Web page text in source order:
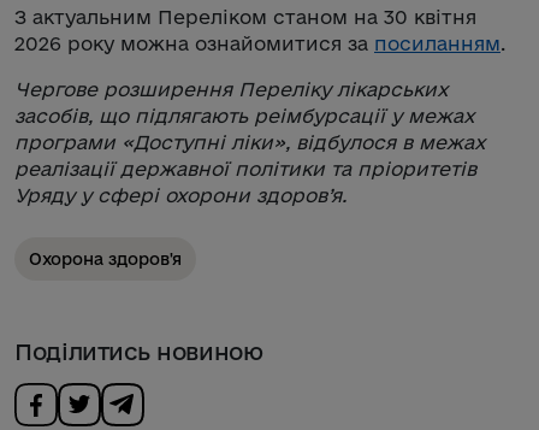
З актуальним Переліком станом на 30 квітня
2026 року можна ознайомитися за посиланням.
Чергове розширення Переліку лікарських
засобів, що підлягають реімбурсації у межах
програми «Доступні ліки», відбулося в межах
реалізації державної політики та пріоритетів
Уряду у сфері охорони здоров’я.
Охорона здоров'я
Поділитись новиною